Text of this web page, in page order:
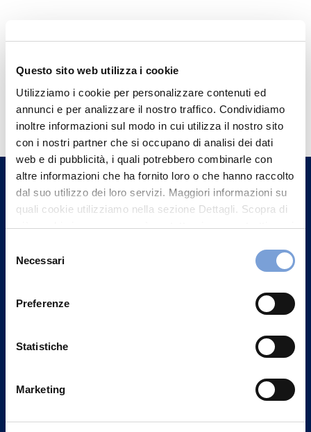
Questo sito web utilizza i cookie
Utilizziamo i cookie per personalizzare contenuti ed
annunci e per analizzare il nostro traffico. Condividiamo
inoltre informazioni sul modo in cui utilizza il nostro sito
con i nostri partner che si occupano di analisi dei dati
web e di pubblicità, i quali potrebbero combinarle con
altre informazioni che ha fornito loro o che hanno raccolto
dal suo utilizzo dei loro servizi. Maggiori informazioni su
quali cookie utilizziamo nella sezione Dettagli. Scopra di
più su chi siamo, come può contattarci e come trattiamo i
può trovare nel footer del sito nella sezione "Informativa
delNecessari
Preferenze
Statistiche
Marketing
Hai bisogno di
informazioni?
Trova l'Agenzia più vicina a te e parla con
un nostro Agente.
Contattaci
Vittoria Assicurazioni S.p.A.